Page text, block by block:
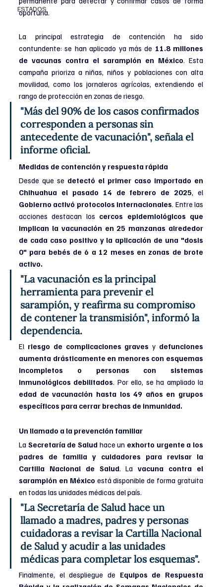
ESTADOS
oportuna.
La principal estrategia de contención ha sido
contundente: se han aplicado ya más de 11.8 millones
de vacunas contra el sarampión en México. Esta
campaña prioriza a niñas, niños y poblaciones con alta
movilidad, como los jornaleros agrícolas, extendiendo el
rango de protección en zonas de riesgo.
"Más del 90% de los casos confirmados
corresponden a personas sin
antecedente de vacunación", señala el
informe oficial.
Medidas de contención y respuesta rápida
Desde que se detectó el primer caso importado en
Chihuahua el pasado 14 de febrero de 2025
Gobierno activó protocolos internacionales. Entre las
acciones destacan los cercos epidemiológicos que
implican la vacunación en 25 manzanas alrededor
de cada caso positivo y la aplicación de una "dosis
0" para bebés de 6 a 12 meses en zonas de brote
activo.
"La vacunación es la principal
herramienta para prevenir el
sarampión, y reafirma su compromiso
de contener la transmisión", informó la
dependencia.
El riesgo de complicaciones graves y defunciones
aumenta drásticamente en menores con esquemas
incompletos o personas con sistemas
inmunológicos debilitados. Por ello, se ha ampliado la
edad de vacunación hasta los 49 años en grupos
específicos para cerrar brechas de inmunidad.
Un llamado a la prevención familiar
La Secretaría de Salud hace un exhorto urgente a los
padres de familia y cuidadores para revisar la
Cartilla Nacional de Salud. La vacuna contra el
sarampión en México está disponible de forma gratuita
en todas las unidades médicas del país.
"La Secretaría de Salud hace un
llamado a madres, padres y personas
cuidadoras a revisar la Cartilla Nacional
de Salud y acudir a las unidades
médicas para completar los esquemas".
Finalmente, el despliegue de Equipos de Respuesta